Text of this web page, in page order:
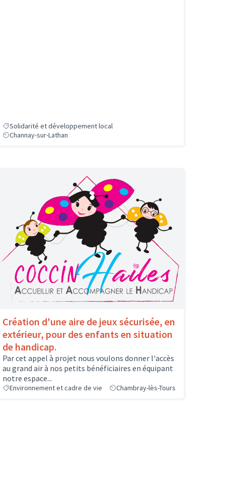
Solidarité et développement local
Channay-sur-Lathan
Création d'une aire de jeux sécurisée, en
extérieur, pour des enfants en situation
de handicap.
Par cet appel à projet nous voulons donner l'accès
au grand air à nos petits bénéficiaires en équipant
notre espace...
Environnement et cadre de vie Chambray-lès-Tours